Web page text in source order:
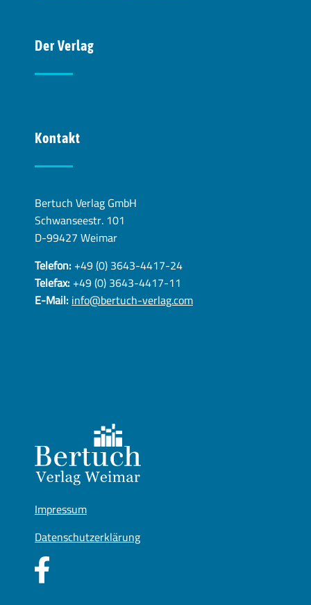
Der Verlag
Kontakt
Bertuch Verlag GmbH
Schwanseestr. 101
D-99427 Weimar
Telefon:+49 (0) 3643-4417-24
Telefax:+49 (0) 3643-4417-11
E-Mail:info@bertuch-verlag.com
Impressum
Datenschutzerklärung